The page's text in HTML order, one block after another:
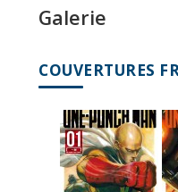
Galerie
COUVERTURES